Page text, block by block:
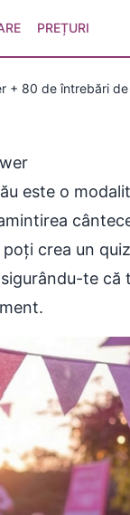
PREȚURI
+ 80 de întrebări
este o
crea un
te